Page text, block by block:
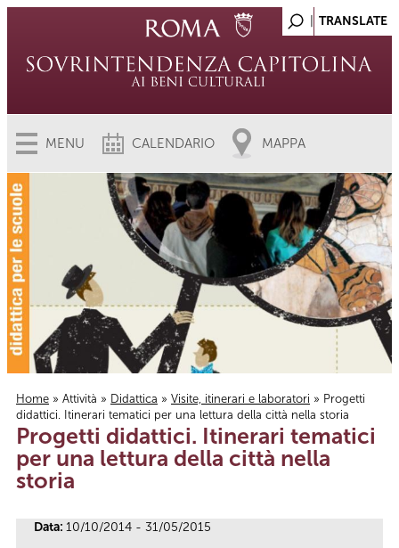
MENU CALENDARIO MAPPA
Tu sei qui
Home » Attività » Didattica » Visite, itinerari e laboratori » Progetti
didattici. Itinerari tematici per una lettura della città nella storia
Progetti didattici. Itinerari tematici
per una lettura della città nella
storia
Data: 10/10/2014 - 31/05/2015